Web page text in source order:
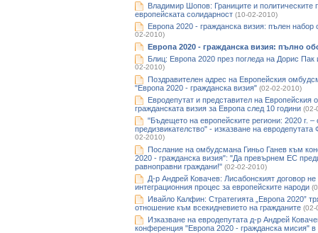
Владимир Шопов: Границите и политическите
европейската солидарност (10-02-2010)
Европа 2020 - гражданска визия: пълeн набор
02-2010)
Европа 2020 - гражданска визия: пълно
Блиц: Европа 2020 през погледа на Дорис
02-2010)
Поздравителен адрес на Европейския
"Европа 2020 - гражданска визия" (02-02-2010)
Евродепутат и представител на Европейския
гражданската визия за Европа след 10 години (02-
"Бъдещето на европейските региони: 2020 г. –
предизвикателство" - изказване на
02-2010)
Послание на омбудсмана Гиньо Ганев към
2020 - гражданска визия": "Да превърнем ЕС
равноправни граждани!" (02-02-2010)
Д-р Андрей Ковачев: Лисабонският договор не
интеграционния процес за европейските народи
Ивайло Калфин: Стратегията „Европа 2020”
отношение към всекидневието на гражданите (02-
Изказване на евродепутата д-р Андрей
конференция "Европа 2020 - гражданска мисия"